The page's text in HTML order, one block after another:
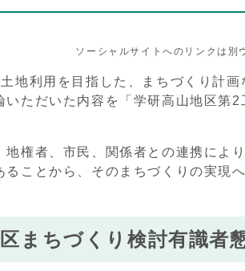
ソーシャルサイトへのリンクは別
地利用を目指した、まちづくり計
ただいた内容を「学研高山地区第
権者、市民、関係者との連携によ
ることから、そのまちづくりの実現
まちづくり検討有識者